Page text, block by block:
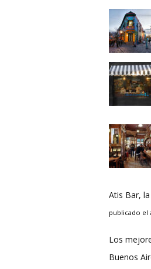
Atis Bar,
publicado el
Los
Buenos